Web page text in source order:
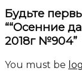
Будьте
““Осенние
2018г №904”
You must be